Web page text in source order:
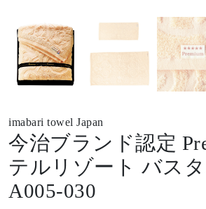
imabari towel Japan
今治ブランド認定
テルリゾート バス
A005-030